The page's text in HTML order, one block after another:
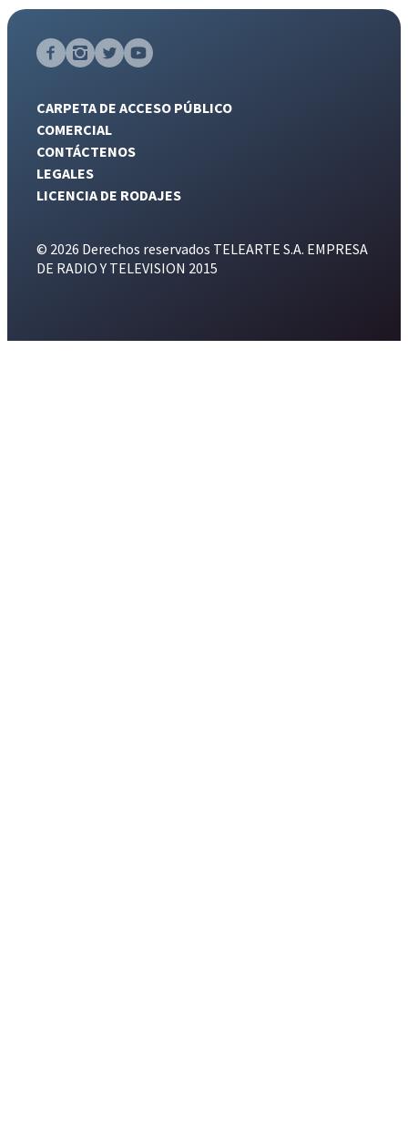
CARPETA DE ACCESO PÚBLICO
COMERCIAL
CONTÁCTENOS
LEGALES
LICENCIA DE RODAJES
© 2026 Derechos reservados TELEARTE S.A. EMPRESA
DE RADIO Y TELEVISION 2015